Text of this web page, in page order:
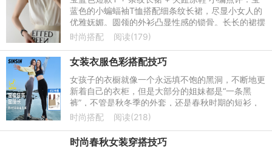
蓝色的小蝙蝠袖T恤搭配细条纹长裙，尽显小女人的
优雅妩媚。圆领的外衫凸显性感的锁骨。长长的裙摆
轻盈舒适，仙女范浑然天成。搭配夹趾凉鞋，清凉随
时尚搭配 阅读(179)
女装衣服色彩搭配技巧
女孩子的衣橱就像一个永远填不饱的黑洞，不断地更
新着自己的衣柜，但是大部分的姐妹都是“一条黑
裤”，不管是秋冬季的外套，还是春秋时期的短衫，
下身则是一条黑色的紧身裤。对于那些更新速度很快
时尚搭配 阅读(218)
时尚春秋女装穿搭技巧